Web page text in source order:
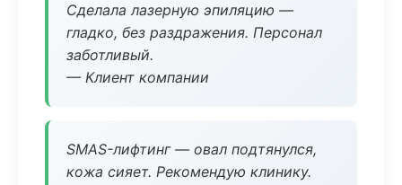
Сделала лазерную эпиляцию —
гладко, без раздражения. Персонал
заботливый.
— Клиент компании
SMAS-лифтинг — овал подтянулся,
кожа сияет. Рекомендую клинику.